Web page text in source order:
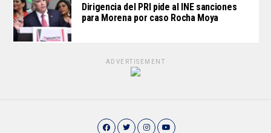
Dirigencia del PRI pide al INE sanciones
para Morena por caso Rocha Moya
ADVERTISEMENT